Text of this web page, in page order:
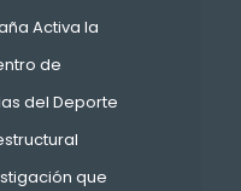
Activa la
de
del Deporte
que